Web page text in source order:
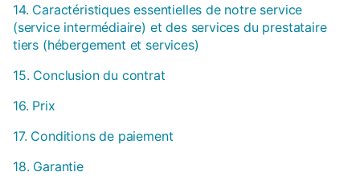
14. Caractéristiques essentielles de notre service
(service intermédiaire) et des services du prestataire
tiers (hébergement et services)
15. Conclusion du contrat
16. Prix
17. Conditions de paiement
18. Garantie